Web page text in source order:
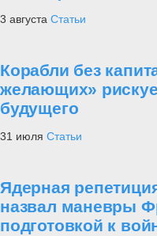
3 августа Статьи
Корабли без
желающих»
будущего
31 июля Статьи
Ядерная
назвал маневры
подготовкой к